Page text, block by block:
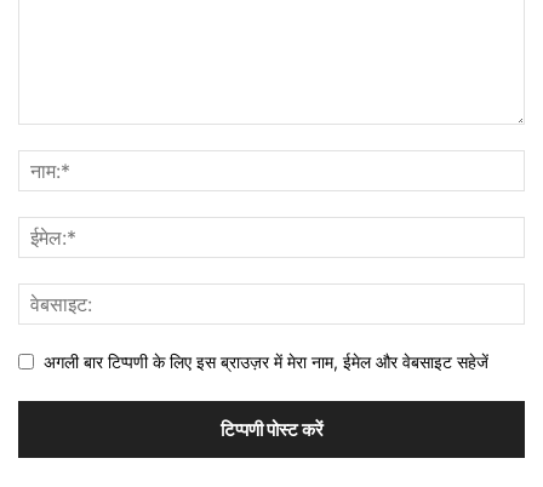
अगली बार टिप्पणी के लिए इस ब्राउज़र में मेरा नाम, ईमेल और वेबसाइट सहेजें